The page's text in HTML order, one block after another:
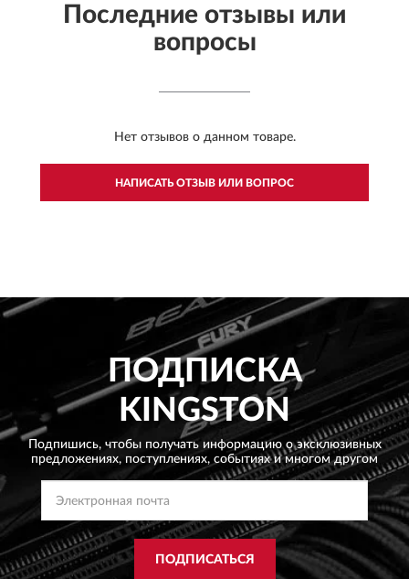
Последние отзывы или
вопросы
Нет отзывов о данном товаре.
НАПИСАТЬ ОТЗЫВ ИЛИ ВОПРОС
ПОДПИСКА
KINGSTON
Подпишись, чтобы получать информацию о эксклюзивных
предложениях, поступлениях, событиях и многом другом
ПОДПИСАТЬСЯ